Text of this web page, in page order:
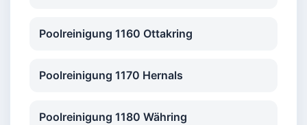
Poolreinigung 1160 Ottakring
Poolreinigung 1170 Hernals
Poolreinigung 1180 Währing